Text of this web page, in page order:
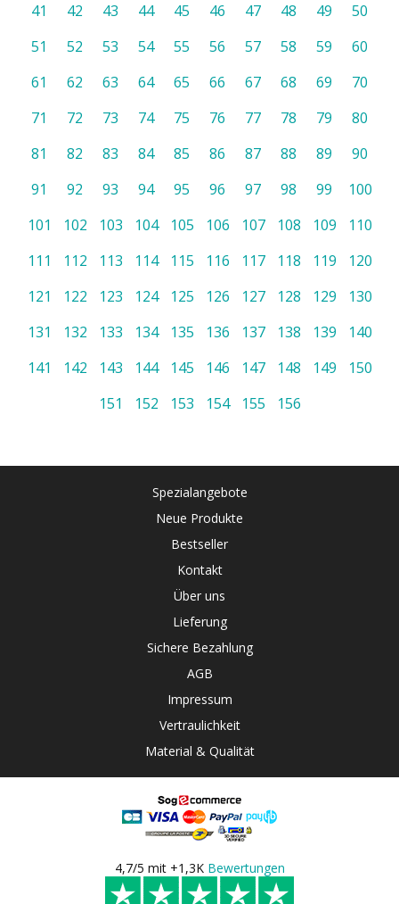
41
42 43 44 45 46 47 48 49
50
51
52 53 54 55 56 57 58 59
60
61
62 63 64 65 66 67 68 69
70
71
72 73 74 75 76 77 78 79
80
81
82 83 84 85 86 87 88 89
90
91
92 93 94 95 96 97 98 99
100
101
102 103 104 105 106 107 108 109
110
111
112 113 114 115 116 117 118 119
120
121
122 123 124 125 126 127 128 129
130
131
132 133 134 135 136 137 138 139
140
141
142 143 144 145 146 147 148 149
150
151
152 153 154 155 156
Spezialangebote
Neue Produkte
Bestseller
Kontakt
Über uns
Lieferung
Sichere Bezahlung
AGB
Impressum
Vertraulichkeit
Material & Qualität
4,7/5 mit +1,3K Bewertungen